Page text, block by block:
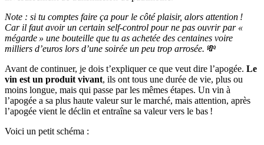
Note : si tu comptes faire ça pour le côté plaisir, alors attention !
Car il faut avoir un certain self-control pour ne pas ouvrir par «
mégarde » une bouteille que tu as achetée des centaines voire
milliers d’euros lors d’une soirée un peu trop arrosée. 💸
Avant de continuer, je dois t’expliquer ce que veut dire l’apogée. Le
vin est un produit vivant, ils ont tous une durée de vie, plus ou
moins longue, mais qui passe par les mêmes étapes. Un vin à
l’apogée a sa plus haute valeur sur le marché, mais attention, après
l’apogée vient le déclin et entraîne sa valeur vers le bas !
Voici un petit schéma :